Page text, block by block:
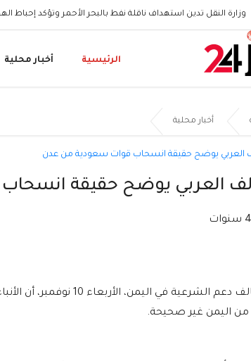
وزارة النقل تدين استهداف ناقلة نفط بالبحر الأحمر وتؤكد إحباط
الرئيسية أخبار محلية
أخبار محلية
العربي يوضح حقيقة
أعلن تحالف دعم الشرعية
من اليمن غير صحيحة.